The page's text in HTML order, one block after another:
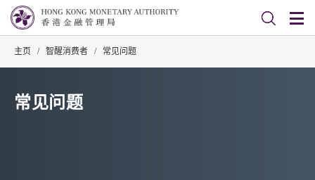
主页 / 智醒消费者 / 常见问题
常见问题